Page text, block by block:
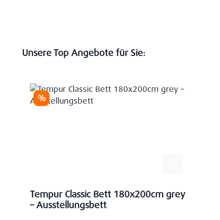
Produktgalerie überspringen
Unsere Top Angebote für Sie:
Rabatt
%
Tempur Classic Bett 180x200cm grey
– Ausstellungsbett